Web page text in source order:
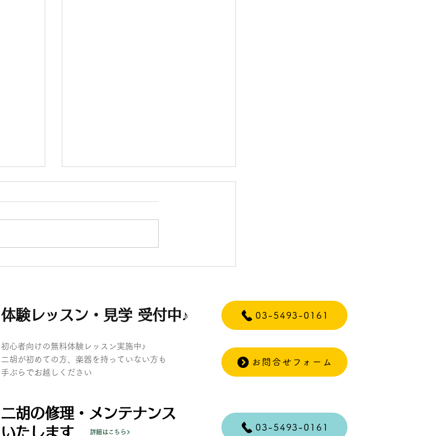
体験レッスン・見学 受付中♪
初心者向けの無料体験レッスン実施中♪
二胡が初めての方、楽器を持っていない方も
​手ぶらでお越しください
お問合せフォーム
03-5493-0161
二胡の修理・メンテナンス
いたします
03-5493-0161
詳細はこちら